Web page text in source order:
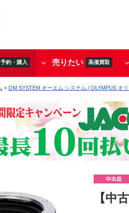
予約・購入 売りたい 高価買取
> OM SYSTEM オーエム システム / OLYMPUS オリ
【中